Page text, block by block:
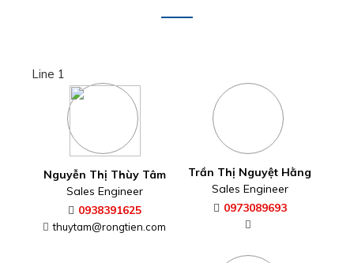
Line 1
Nguyễn Thị Thùy Tâm
Sales Engineer
0938391625
thuytam@rongtien.com
Trần Thị Nguyệt Hằng
Sales Engineer
0973089693